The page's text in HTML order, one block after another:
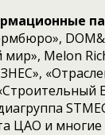
Melon
ЦАО и многие